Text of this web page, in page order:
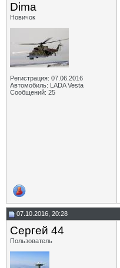
Dima
Новичок
Регистрация: 07.06.2016
Автомобиль: LADA Vesta
Сообщений: 25
07.10.2016, 20:28
Сергей 44
Пользователь